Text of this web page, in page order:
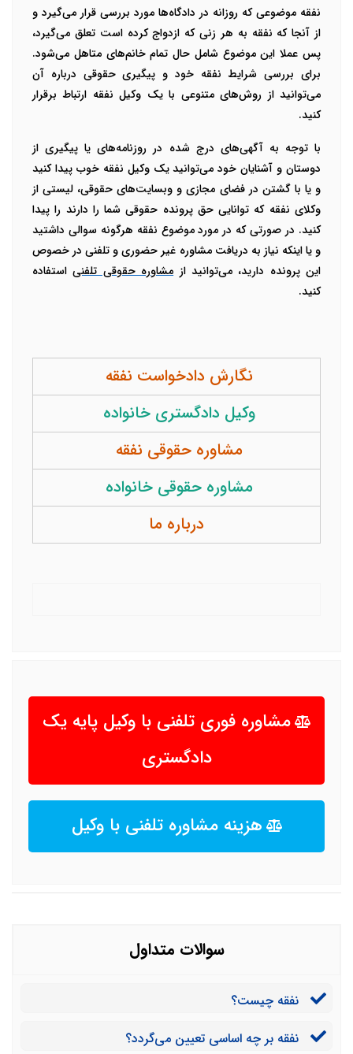
نفقه موضوعی که روزانه در دادگاه‌ها مورد بررسی قرار می‌گیرد و
از آنجا که نفقه به هر زنی که ازدواج کرده است تعلق می‌گیرد،
پس عملا این موضوع شامل حال تمام خانم‌های متاهل می‌شود.
برای بررسی شرایط نفقه خود و پیگیری حقوقی درباره آن
می‌توانید از روش‌های متنوعی با یک وکیل نفقه ارتباط برقرار
کنید.
با توجه به آگهی‌های درج شده در روزنامه‌های یا پیگیری از
دوستان و آشنایان خود می‌توانید یک وکیل نفقه خوب پیدا کنید
و یا با گشتن در فضای مجازی و وبسایت‌های حقوقی، لیستی از
وکلای نفقه که توانایی حق پرونده حقوقی شما را دارند را پیدا
کنید. در صورتی که در مورد موضوع نفقه هرگونه سوالی داشتید
و یا اینکه نیاز به دریافت مشاوره غیر حضوری و تلفنی در خصوص
این پرونده دارید، می‌توانید ازمشاوره حقوقی تلفنیاستفاده
کنید.
نگارش دادخواست نفقه
وکیل دادگستری خانواده
مشاوره حقوقی نفقه
مشاوره حقوقی خانواده
درباره ما
مشاوره فوری تلفنی با وکیل پایه یک
دادگستری
هزینه مشاوره تلفنی با وکیل
سوالات متداول
نفقه چیست؟
نفقه بر چه اساسی تعیین می‌گردد؟